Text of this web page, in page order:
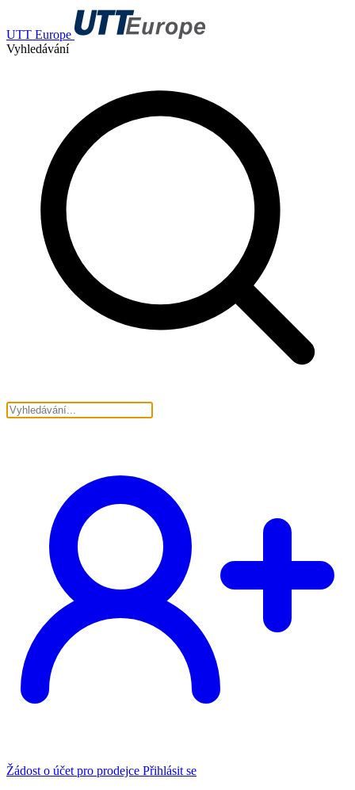
UTT Europe
Vyhledávání
Žádost o účet pro prodejce Přihlásit se